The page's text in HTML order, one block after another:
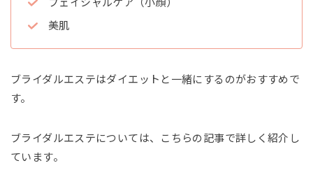
美肌
ブライダルエステはダイエットと一緒にするのがおすすめで
す。
ブライダルエステについては、こちらの記事で詳しく紹介し
ています。